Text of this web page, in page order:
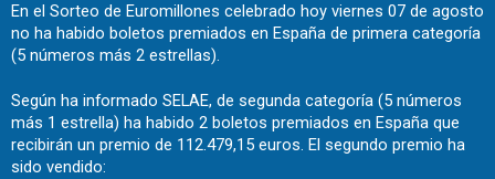
En el Sorteo de Euromillones celebrado hoy viernes 07 de agosto
no ha habido boletos premiados en España de primera categoría
(5 números más 2 estrellas).
Según ha informado SELAE, de segunda categoría (5 números
más 1 estrella) ha habido 2 boletos premiados en España que
recibirán un premio de 112.479,15 euros. El segundo premio ha
sido vendido: